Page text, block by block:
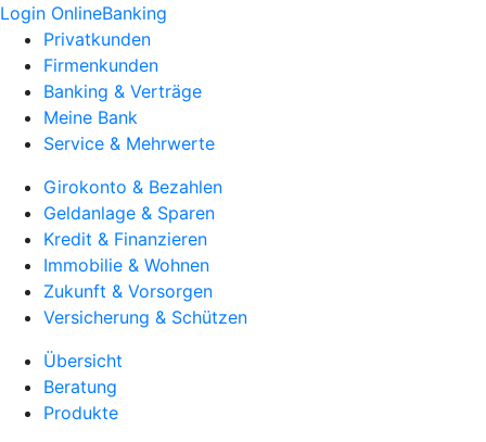
Login OnlineBanking
Privatkunden
Firmenkunden
Banking & Verträge
Meine Bank
Service & Mehrwerte
Girokonto & Bezahlen
Geldanlage & Sparen
Kredit & Finanzieren
Immobilie & Wohnen
Zukunft & Vorsorgen
Versicherung & Schützen
Übersicht
Beratung
Produkte